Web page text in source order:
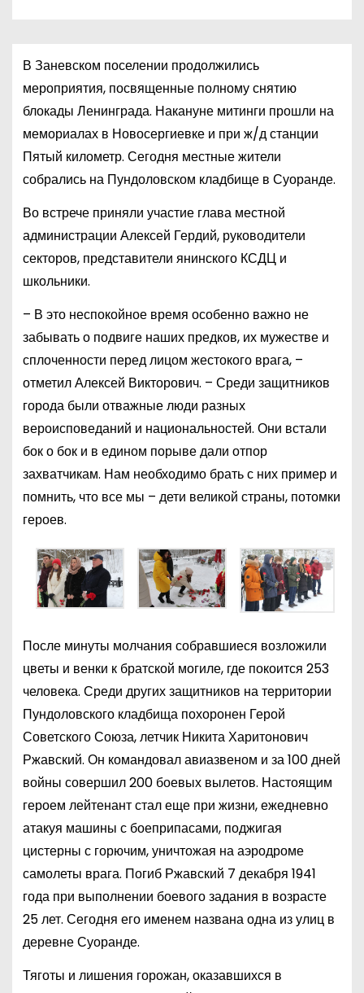
В Заневском поселении продолжились
мероприятия, посвященные полному снятию
блокады Ленинграда. Накануне митинги прошли на
мемориалах в Новосергиевке и при ж/д станции
Пятый километр. Сегодня местные жители
собрались на Пундоловском кладбище в Суоранде.
Во встрече приняли участие глава местной
администрации Алексей Гердий, руководители
секторов, представители янинского КСДЦ и
школьники.
– В это неспокойное время особенно важно не
забывать о подвиге наших предков, их мужестве и
сплоченности перед лицом жестокого врага, –
отметил Алексей Викторович. – Среди защитников
города были отважные люди разных
вероисповеданий и национальностей. Они встали
бок о бок и в едином порыве дали отпор
захватчикам. Нам необходимо брать с них пример и
помнить, что все мы – дети великой страны, потомки
героев.
После минуты молчания собравшиеся возложили
цветы и венки к братской могиле, где покоится 253
человека. Среди других защитников на территории
Пундоловского кладбища похоронен Герой
Советского Союза, летчик Никита Харитонович
Ржавский. Он командовал авиазвеном и за 100 дней
войны совершил 200 боевых вылетов. Настоящим
героем лейтенант стал еще при жизни, ежедневно
атакуя машины с боеприпасами, поджигая
цистерны с горючим, уничтожая на аэродроме
самолеты врага. Погиб Ржавский 7 декабря 1941
года при выполнении боевого задания в возрасте
25 лет. Сегодня его именем названа одна из улиц в
деревне Суоранде.
Тяготы и лишения горожан, оказавшихся в